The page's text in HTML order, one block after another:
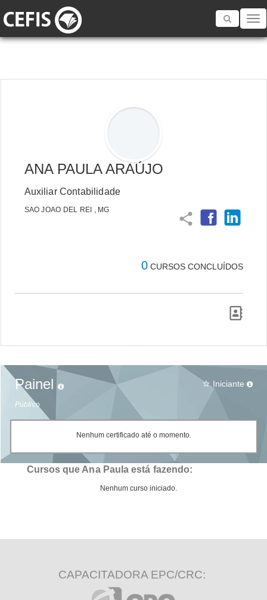
Toggle
ANA PAULA ARAÚJO
Auxiliar Contabilidade
SAO JOAO DEL REI , MG
share
0 CURSOS CONCLUÍDOS
Painel
Público
star_border Iniciante
Nenhum certificado até o momento.
Cursos que Ana Paula está fazendo:
Nenhum curso iniciado.
CAPACITADORA EPC/CRC: